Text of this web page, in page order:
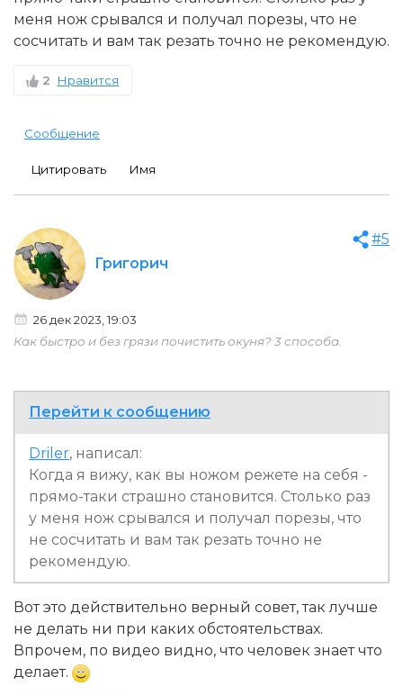
меня нож срывался и получал порезы, что не
сосчитать и вам так резать точно не рекомендую.
2 Нравится
Сообщение
Цитировать Имя
Григорич
#5
26 дек 2023, 19:03
Как быстро и без грязи почистить окуня? 3 способа.
Перейти к сообщению
Driler, написал:
Когда я вижу, как вы ножом режете на себя -
прямо-таки страшно становится. Столько раз
у меня нож срывался и получал порезы, что
не сосчитать и вам так резать точно не
рекомендую.
Вот это действительно верный совет, так лучше
не делать ни при каких обстоятельствах.
Впрочем, по видео видно, что человек знает что
делает.